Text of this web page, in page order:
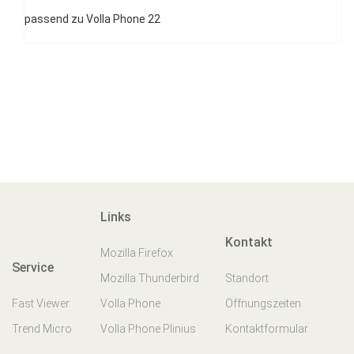
passend zu Volla Phone 22
Service
Fast Viewer
Trend Micro
Links
Mozilla Firefox
Mozilla Thunderbird
Volla Phone
Volla Phone Plinius
Kontakt
Standort
Öffnungszeiten
Kontaktformular